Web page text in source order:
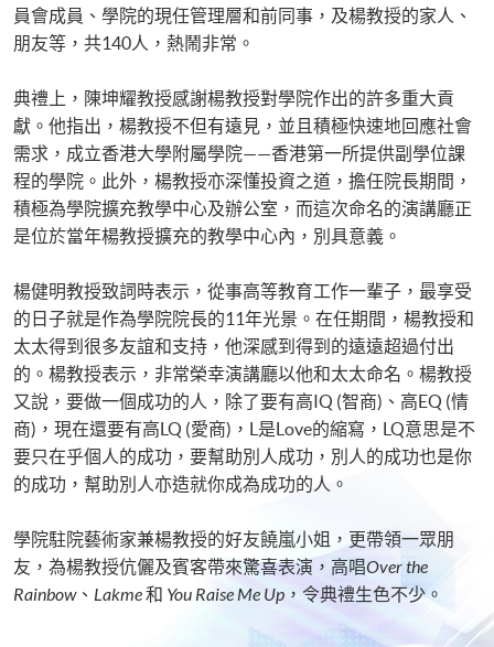
員會成員、學院的現任管理層和前同事，及楊教授的家人、
朋友等，共140人，熱鬧非常。
典禮上，陳坤耀教授感謝楊教授對學院作出的許多重大貢
獻。他指出，楊教授不但有遠見，並且積極快速地回應社會
需求，成立香港大學附屬學院——香港第一所提供副學位課
程的學院。此外，楊教授亦深懂投資之道，擔任院長期間，
積極為學院擴充教學中心及辦公室，而這次命名的演講廳正
是位於當年楊教授擴充的教學中心內，別具意義。
楊健明教授致詞時表示，從事高等教育工作一輩子，最享受
的日子就是作為學院院長的11年光景。在任期間，楊教授和
太太得到很多友誼和支持，他深感到得到的遠遠超過付出
的。楊教授表示，非常榮幸演講廳以他和太太命名。楊教授
又說，要做一個成功的人，除了要有高IQ (智商)、高EQ (情
商)，現在還要有高LQ (愛商)，L是Love的縮寫，LQ意思是不
要只在乎個人的成功，要幫助別人成功，別人的成功也是你
的成功，幫助別人亦造就你成為成功的人。
學院駐院藝術家兼楊教授的好友饒嵐小姐，更帶領一眾朋
友，為楊教授伉儷及賓客帶來驚喜表演，高唱Over the
Rainbow、 Lakme和 You Raise Me Up ，令典禮生色不少。